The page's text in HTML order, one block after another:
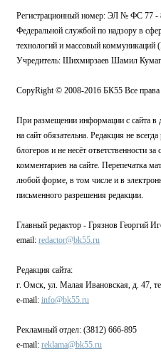
Регистрационный номер: ЭЛ № ФС 77 -
Федеральной службой по надзору в
технологий и массовый коммуникаций
Учредитель: Шихмирзаев Шамил
CopyRight © 2008-2016 БК55 Все
При размещении информации с сайта в
на сайт обязательна. Редакция не
блогеров и не несёт ответственности
комментариев на сайте. Перепечатка
любой форме, в том числе и в
письменного разрешения редакции.
Главный редактор - Грязнов Георгий
email: redactor@bk55.ru
Редакция сайта:
г. Омск, ул. Малая Ивановская, д. 47,
e-mail: info@bk55.ru
Рекламный отдел: (3812) 666-895
e-mail: reklama@bk55.ru